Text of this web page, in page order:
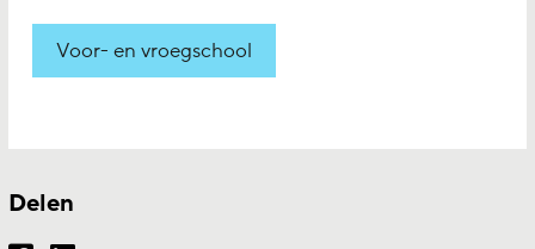
Voor- en vroegschool
Delen